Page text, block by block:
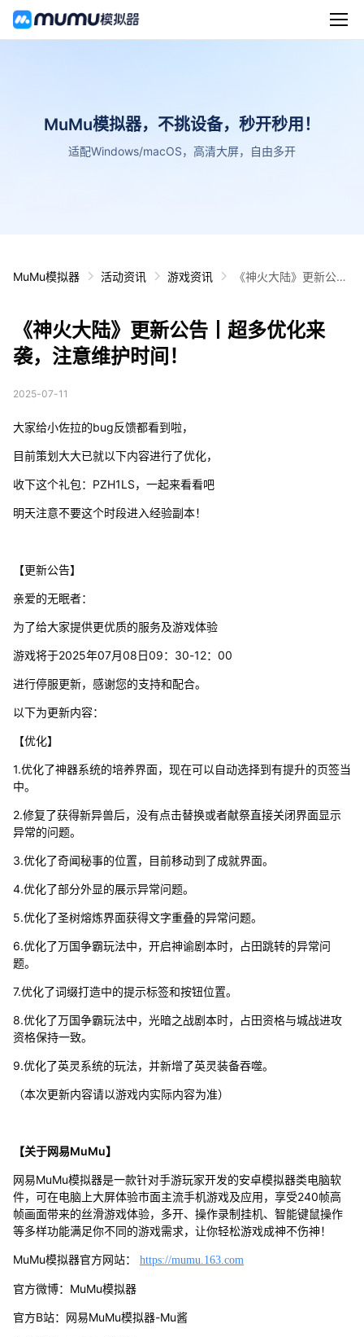
MuMu模拟器，不挑设备，秒开秒用！
适配Windows/macOS，高清大屏，自由多开
MuMu模拟器 活动资讯 游戏资讯
《神火大陆》更新公告
《神火大陆》更新公告丨超多优化来
袭，注意维护时间！
2025-07-11
大家给小佐拉的bug反馈都看到啦，
目前策划大大已就以下内容进行了优化，
收下这个礼包：PZH1LS，一起来看看吧
明天注意不要这个时段进入经验副本！
【更新公告】
亲爱的无眠者：
为了给大家提供更优质的服务及游戏体验
游戏将于2025年07月08日09：30-12：00
进行停服更新，感谢您的支持和配合。
以下为更新内容：
【优化】
1.优化了神器系统的培养界面，现在可以自动选择到有提升的页签当
中。
2.修复了获得新异兽后，没有点击替换或者献祭直接关闭界面显示
异常的问题。
3.优化了奇闻秘事的位置，目前移动到了成就界面。
4.优化了部分外显的展示异常问题。
5.优化了圣树熔炼界面获得文字重叠的异常问题。
6.优化了万国争霸玩法中，开启神谕剧本时，占田跳转的异常问
题。
7.优化了词缀打造中的提示标签和按钮位置。
8.优化了万国争霸玩法中，光暗之战剧本时，占田资格与城战进攻
资格保持一致。
9.优化了英灵系统的玩法，并新增了英灵装备吞噬。
（本次更新内容请以游戏内实际内容为准）
【关于网易MuMu】
网易MuMu模拟器是一款针对手游玩家开发的安卓模拟器类电脑软
件，可在电脑上大屏体验市面主流手机游戏及应用，享受240帧高
帧画面带来的丝滑游戏体验，多开、操作录制挂机、智能键鼠操作
等多样功能满足你不同的游戏需求，让你轻松游戏成神不伤神！
MuMu模拟器官方网站： https://mumu.163.com
官方微博：MuMu模拟器
官方B站：网易MuMu模拟器-Mu酱